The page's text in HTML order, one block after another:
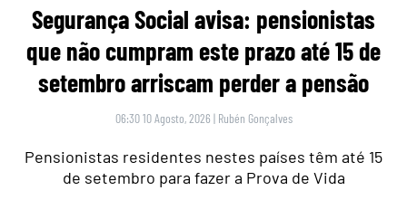
Segurança Social avisa: pensionistas
que não cumpram este prazo até 15 de
setembro arriscam perder a pensão
06:30 10 Agosto, 2026 | Rubén Gonçalves
Pensionistas residentes nestes países têm até 15
de setembro para fazer a Prova de Vida